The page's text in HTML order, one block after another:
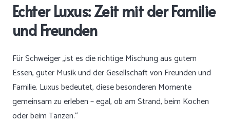
Echter Luxus: Zeit mit der Familie
und Freunden
Für Schweiger „ist es die richtige Mischung aus gutem
Essen, guter Musik und der Gesellschaft von Freunden und
Familie. Luxus bedeutet, diese besonderen Momente
gemeinsam zu erleben – egal, ob am Strand, beim Kochen
oder beim Tanzen.“